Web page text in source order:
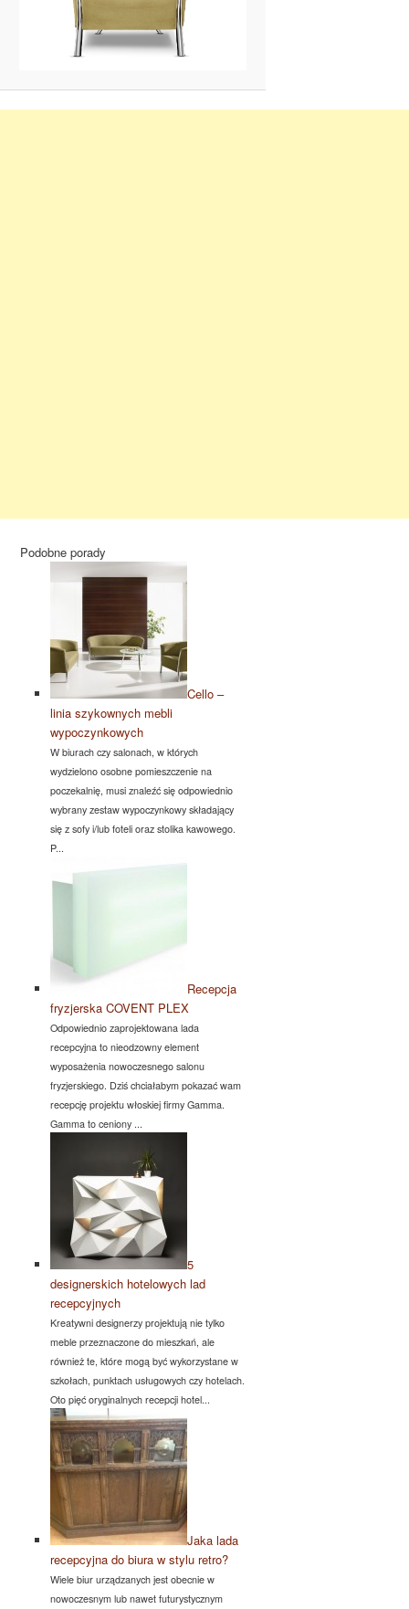
Podobne porady
Cello –
linia szykownych mebli
wypoczynkowych
W biurach czy salonach, w których
wydzielono osobne pomieszczenie na
poczekalnię, musi znaleźć się odpowiednio
wybrany zestaw wypoczynkowy składający
się z sofy i/lub foteli oraz stolika kawowego.
P...
Recepcja
fryzjerska COVENT PLEX
Odpowiednio zaprojektowana lada
recepcyjna to nieodzowny element
wyposażenia nowoczesnego salonu
fryzjerskiego. Dziś chciałabym pokazać wam
recepcję projektu włoskiej firmy Gamma.
Gamma to ceniony ...
5
designerskich hotelowych lad
recepcyjnych
Kreatywni designerzy projektują nie tylko
meble przeznaczone do mieszkań, ale
również te, które mogą być wykorzystane w
szkołach, punktach usługowych czy hotelach.
Oto pięć oryginalnych recepcji hotel...
Jaka lada
recepcyjna do biura w stylu retro?
Wiele biur urządzanych jest obecnie w
nowoczesnym lub nawet futurystycznym